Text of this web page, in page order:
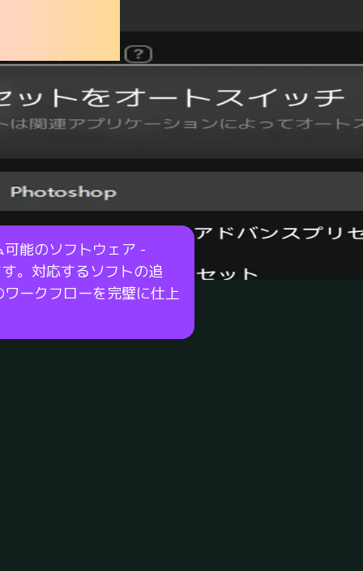
能のソフトウェア -
。対応するソフトの追
ークフローを完璧に仕上